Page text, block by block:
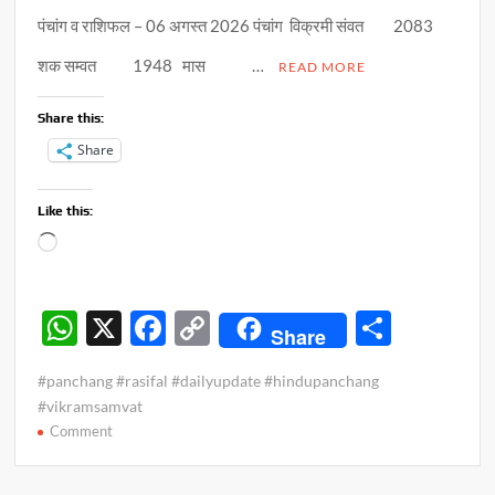
पंचांग व राशिफल – 06 अगस्त 2026 पंचांग विक्रमी संवत 2083
शक सम्वत 1948 मास …
READ MORE
Share this:
Share
Like this:
Loading…
W
at
s
A
X
F
e
o
C
o
p
Li
Share
#panchang #rasifal #dailyupdate #hindupanchang
#vikramsamvat
Commenton